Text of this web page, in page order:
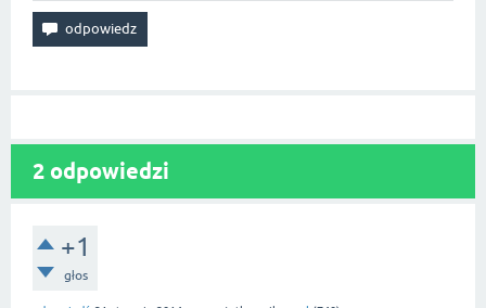
2 odpowiedzi
+1
głos